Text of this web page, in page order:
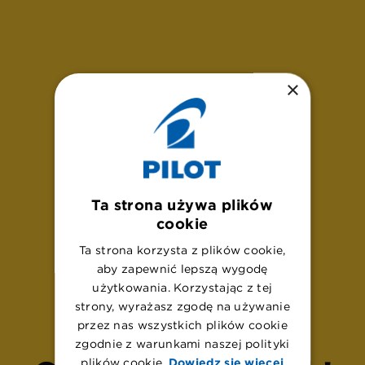
Ups!
×
Ta strona używa plików
cookie
Ta strona korzysta z plików cookie,
aby zapewnić lepszą wygodę
użytkowania. Korzystając z tej
strony, wyrażasz zgodę na używanie
przez nas wszystkich plików cookie
zgodnie z warunkami naszej polityki